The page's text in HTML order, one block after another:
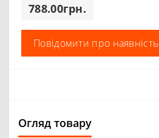
788.00грн.
Повідомити про наявність
Огляд товару